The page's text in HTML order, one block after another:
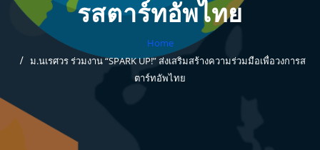
รสตาร์ทอัพไทย
Home
ม.นเรศวร ร่วมงาน “SPARK UP!” ส่งเสริมสร้างความร่วมมือเพื่อวงการส
ตาร์ทอัพไทย